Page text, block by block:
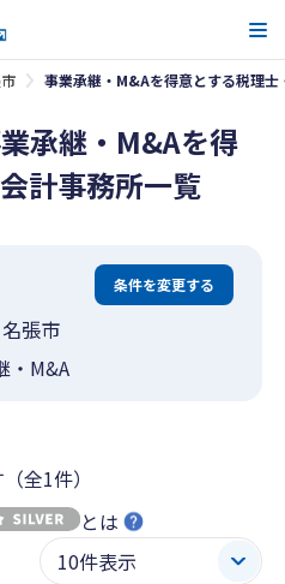
事業承継・M&Aを得意とする税理士
承継・M&Aを得
計事務所一覧
条件を変更する
張市
・M&A
全1件）
とは